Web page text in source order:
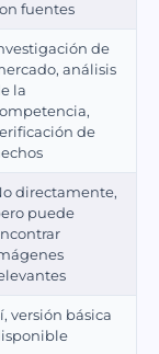
fuentes
de
análisis
la
de
directamente,
puede
versión básica